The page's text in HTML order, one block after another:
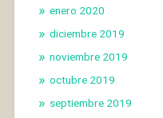
enero 2020
diciembre 2019
noviembre 2019
octubre 2019
septiembre 2019